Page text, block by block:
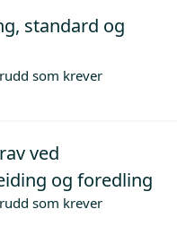
standard og
som krever
ved
og foredling
som krever